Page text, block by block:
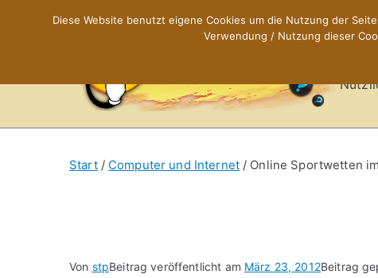
Start Computer und Internet Online Sportwetten
Von stpBeitrag veröffentlicht am März 23, 2012Beitrag
Diese Website benutzt eigene Cookies um die Nutzung der
Verwendung / Nutzung dieser